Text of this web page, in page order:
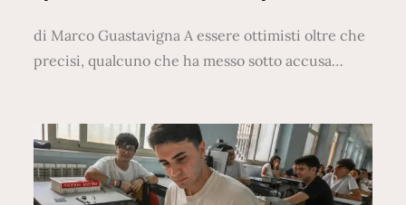
di Marco Guastavigna A essere ottimisti oltre che
precisi, qualcuno che ha messo sotto accusa…